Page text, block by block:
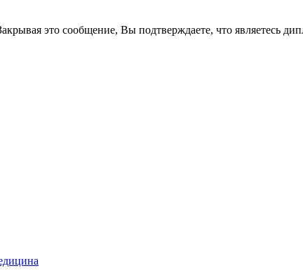
это сообщение, Вы подтверждаете, что являетесь